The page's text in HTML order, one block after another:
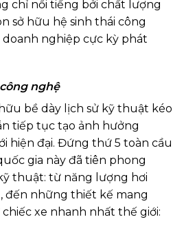
chỉ nổi tiếng bởi chất lượng
sở hữu hệ sinh thái công
nghiệp cực kỳ phát
nghệ
bề dày lịch sử kỹ thuật kéo
tiếp tục tạo ảnh hưởng
hiện đại. Đứng thứ 5 toàn cầu
gia này đã tiên phong
thuật: từ năng lượng hơi
đến những thiết kế mang
xe nhanh nhất thế giới: